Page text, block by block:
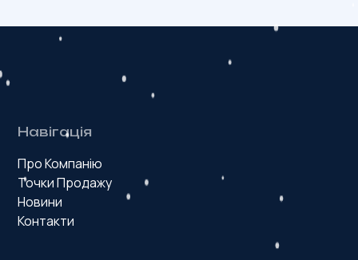
Навігація
Про Компанію
Точки Продажу
Новини
Контакти